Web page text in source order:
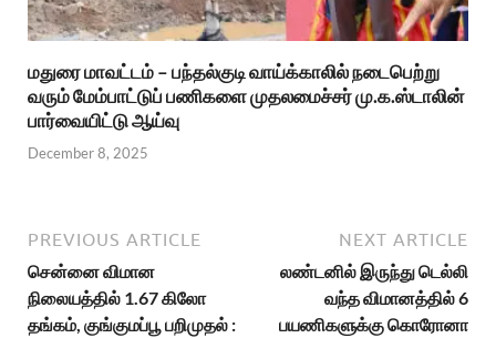
மதுரை மாவட்டம் – பந்தல்குடி வாய்க்காலில் நடைபெற்று
வரும் மேம்பாட்டுப் பணிகளை முதலமைச்சர் மு.க.ஸ்டாலின்
பார்வையிட்டு ஆய்வு
December 8, 2025
PREVIOUS ARTICLE
சென்னை விமான
நிலையத்தில் 1.67 கிலோ
தங்கம், குங்குமப்பூ பறிமுதல் :
NEXT ARTICLE
லண்டனில் இருந்து டெல்லி
வந்த விமானத்தில் 6
பயணிகளுக்கு கொரோனா